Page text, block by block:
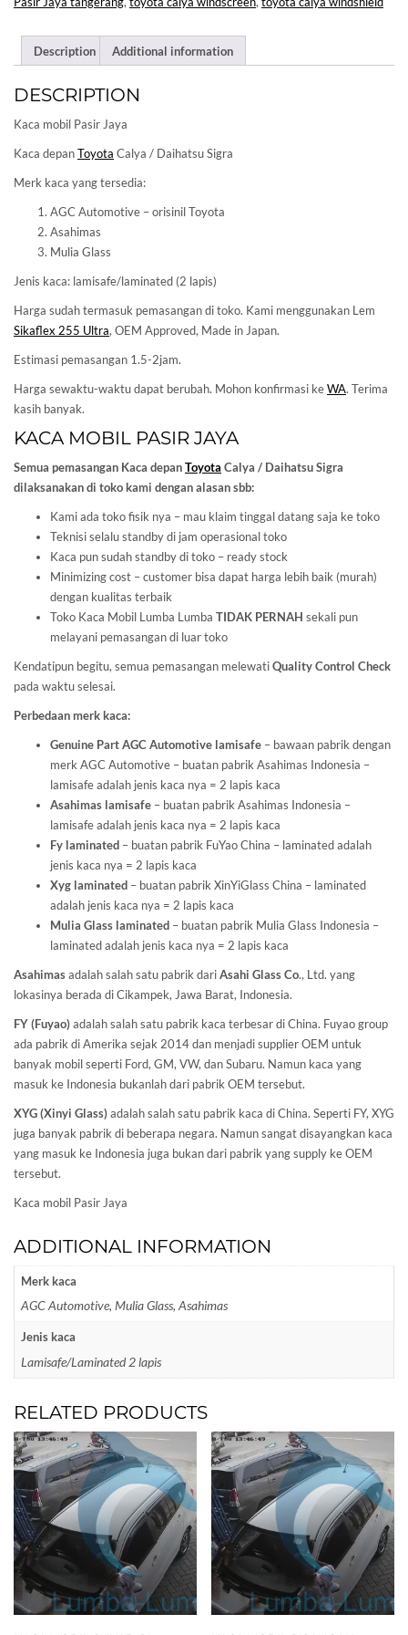
Description Additional information
DESCRIPTION
Kaca mobil Pasir Jaya
Kaca depanToyota Calya / Daihatsu Sigra
Merk kaca yang tersedia:
AGC Automotive – orisinil Toyota
Asahimas
Mulia Glass
Jenis kaca: lamisafe/laminated (2 lapis)
Harga sudah termasuk pemasangan di toko. Kami menggunakan Lem
Sikaflex 255 Ultra, OEM Approved, Made in Japan.
Estimasi pemasangan 1.5-2jam.
Harga sewaktu-waktu dapat berubah. Mohon konfirmasi keWA. Terima
kasih banyak.
KACA MOBIL PASIR JAYA
Semua pemasangan Kaca depanToyota Calya / Daihatsu Sigra
dilaksanakan di toko kami dengan alasan sbb:
Kami ada toko fisik nya – mau klaim tinggal datang saja ke toko
Teknisi selalu standby di jam operasional toko
Kaca pun sudah standby di toko – ready stock
Minimizing cost – customer bisa dapat harga lebih baik (murah)
dengan kualitas terbaik
Toko Kaca Mobil Lumba Lumba TIDAK PERNAH sekali pun
melayani pemasangan di luar toko
Kendatipun begitu, semua pemasangan melewatiQuality Control Check
pada waktu selesai.
Perbedaan merk kaca:
Genuine Part AGC Automotive lamisafe – bawaan pabrik dengan
merk AGC Automotive – buatan pabrik Asahimas Indonesia –
lamisafe adalah jenis kaca nya = 2 lapis kaca
Asahimas lamisafe – buatan pabrik Asahimas Indonesia –
lamisafe adalah jenis kaca nya = 2 lapis kaca
Fy laminated – buatan pabrik FuYao China – laminated adalah
jenis kaca nya = 2 lapis kaca
Xyg laminated – buatan pabrik XinYiGlass China – laminated
adalah jenis kaca nya = 2 lapis kaca
Mulia Glass laminated – buatan pabrik Mulia Glass Indonesia –
laminated adalah jenis kaca nya = 2 lapis kaca
Asahimasadalah salah satu pabrik dariAsahi GlassCo., Ltd. yang
lokasinya berada di Cikampek, Jawa Barat, Indonesia.
FY (Fuyao)adalah salah satu pabrik kaca terbesar di China. Fuyao group
ada pabrik di Amerika sejak 2014 dan menjadi supplier OEM untuk
banyak mobil seperti Ford, GM, VW, dan Subaru. Namun kaca yang
masuk ke Indonesia bukanlah dari pabrik OEM tersebut.
XYG (Xinyi Glass)adalah salah satu pabrik kaca di China. Seperti FY, XYG
juga banyak pabrik di beberapa negara. Namun sangat disayangkan kaca
yang masuk ke Indonesia juga bukan dari pabrik yang supply ke OEM
tersebut.
Kaca mobil Pasir Jaya
ADDITIONAL INFORMATION
Merk kaca
AGC Automotive, Mulia Glass, Asahimas
Jenis kaca
Lamisafe/Laminated 2 lapis
RELATED PRODUCTS